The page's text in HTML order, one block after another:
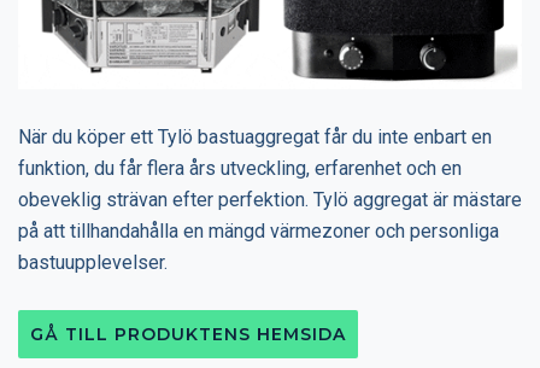
När du köper ett Tylö bastuaggregat får du inte enbart en
funktion, du får flera års utveckling, erfarenhet och en
obeveklig strävan efter perfektion. Tylö aggregat är mästare
på att tillhandahålla en mängd värmezoner och personliga
bastuupplevelser.
GÅ TILL PRODUKTENS HEMSIDA